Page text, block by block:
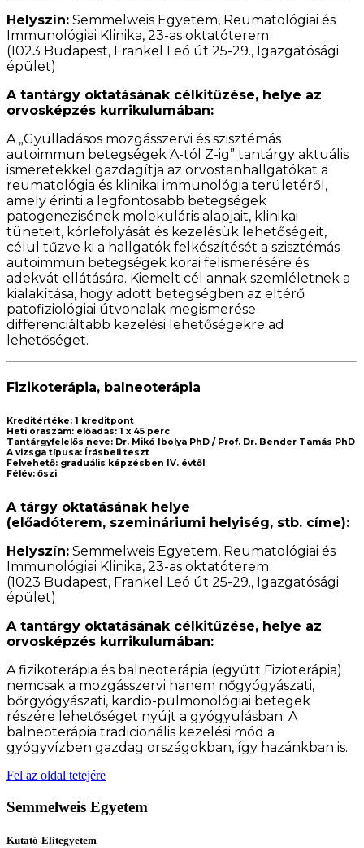
Helyszín: Semmelweis Egyetem, Reumatológiai és
Immunológiai Klinika, 23-as oktatóterem
(1023 Budapest, Frankel Leó út 25-29., Igazgatósági
épület)
A tantárgy oktatásának célkitűzése, helye az
orvosképzés kurrikulumában:
A „Gyulladásos mozgásszervi és szisztémás
autoimmun betegségek A-tól Z-ig” tantárgy aktuális
ismeretekkel gazdagítja az orvostanhallgatókat a
reumatológia és klinikai immunológia területéről,
amely érinti a legfontosabb betegségek
patogenezisének molekuláris alapjait, klinikai
tüneteit, kórlefolyását és kezelésük lehetőségeit,
célul tűzve ki a hallgatók felkészítését a szisztémás
autoimmun betegségek korai felismerésére és
adekvát ellátására. Kiemelt cél annak szemléletnek a
kialakítása, hogy adott betegségben az eltérő
patofiziológiai útvonalak megismerése
differenciáltabb kezelési lehetőségekre ad
lehetőséget.
Fizikoterápia, balneoterápia
Kreditértéke: 1 kreditpont
Heti óraszám: előadás: 1 x 45 perc
Tantárgyfelelős neve: Dr. Mikó Ibolya PhD / Prof. Dr. Bender Tamás PhD
A vizsga típusa:
Írásbeli teszt
Felvehető: graduális képzésben IV. évtől
Félév: őszi
A tárgy oktatásának helye
(előadóterem, szemináriumi helyiség, stb. címe):
Helyszín: Semmelweis Egyetem, Reumatológiai és
Immunológiai Klinika, 23-as oktatóterem
(1023 Budapest, Frankel Leó út 25-29., Igazgatósági
épület)
A tantárgy oktatásának célkitűzése, helye az
orvosképzés kurrikulumában:
A fizikoterápia és balneoterápia (együtt Fizioterápia)
nemcsak a mozgásszervi hanem nőgyógyászati,
bőrgyógyászati, kardio-pulmonológiai betegek
részére lehetőséget nyújt a gyógyulásban. A
balneoterápia tradicionális kezelési mód a
gyógyvízben gazdag országokban, így hazánkban is.
Fel az oldal tetejére
Semmelweis Egyetem
Kutató-Elitegyetem